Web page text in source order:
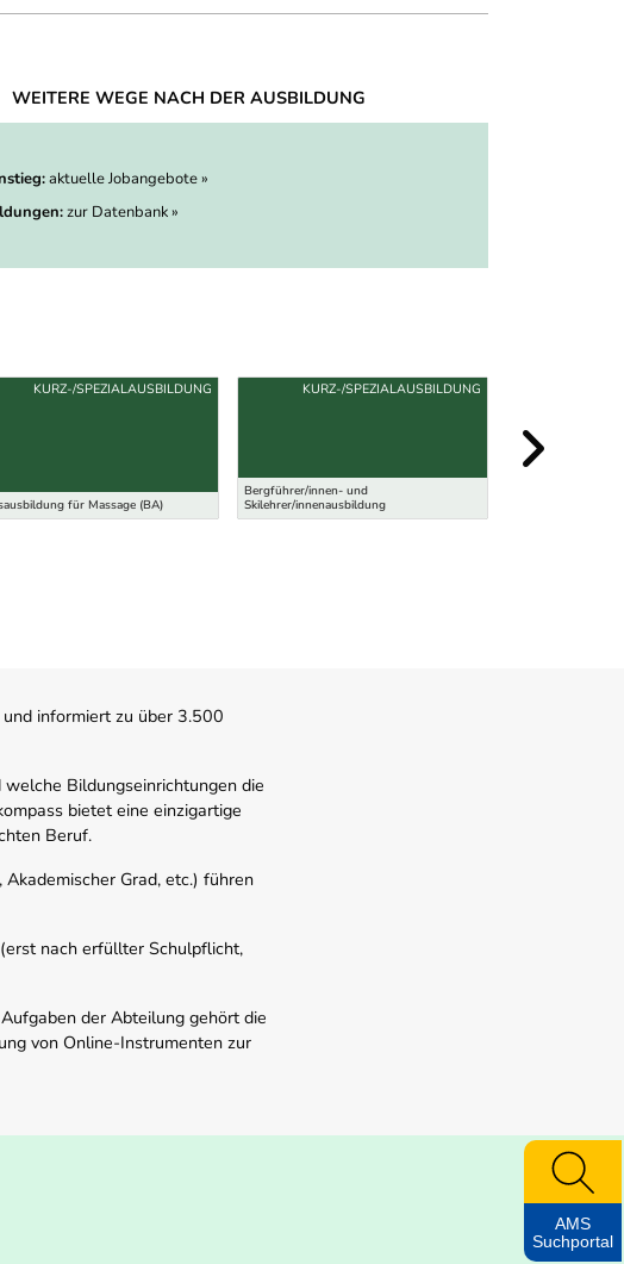
WEITERE WEGE NACH DER AUSBILDUNG
aktuelle Jobangebote »
zur Datenbank »
für Massage (BA)
KURZ-/SPEZIALAUSBILDUNG
Bergführer/innen- und
Skilehrer/innenausbildung
KURZ-/SPEZIALAUSBILDUNG
informiert zu über 3.500
Bildungseinrichtungen die
bietet eine einzigartige
Beruf.
Grad, etc.) führen
nach erfüllter Schulpflicht,
der Abteilung gehört die
von Online-Instrumenten zur
AMS
Suchportal